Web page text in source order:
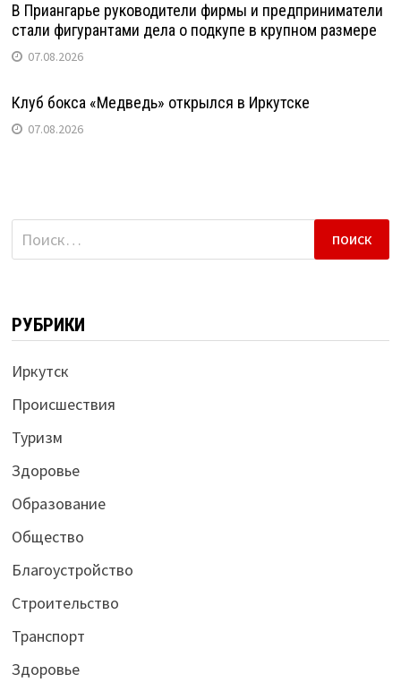
В Приангарье руководители фирмы и предприниматели
стали фигурантами дела о подкупе в крупном размере
07.08.2026
Клуб бокса «Медведь» открылся в Иркутске
07.08.2026
Найти:
РУБРИКИ
Иркутск
Происшествия
Туризм
Здоровье
Образование
Общество
Благоустройство
Строительство
Транспорт
Здоровье